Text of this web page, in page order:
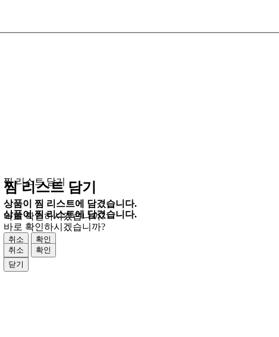
찜 리스트 담기
상품이 찜 리스트에 담겼습니다.
바로 확인하시겠습니까?
취소
확인
닫기
찜 리스트 담기
상품이 찜 리스트에 담겼습니다.
바로 확인하시겠습니까?
취소
확인
닫기